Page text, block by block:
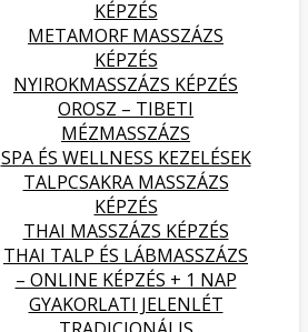
KÉPZÉS
METAMORF MASSZÁZS
KÉPZÉS
NYIROKMASSZÁZS KÉPZÉS
OROSZ – TIBETI
MÉZMASSZÁZS
SPA ÉS WELLNESS KEZELÉSEK
TALPCSAKRA MASSZÁZS
KÉPZÉS
THAI MASSZÁZS KÉPZÉS
THAI TALP ÉS LÁBMASSZÁZS
– ONLINE KÉPZÉS + 1 NAP
GYAKORLATI JELENLÉT